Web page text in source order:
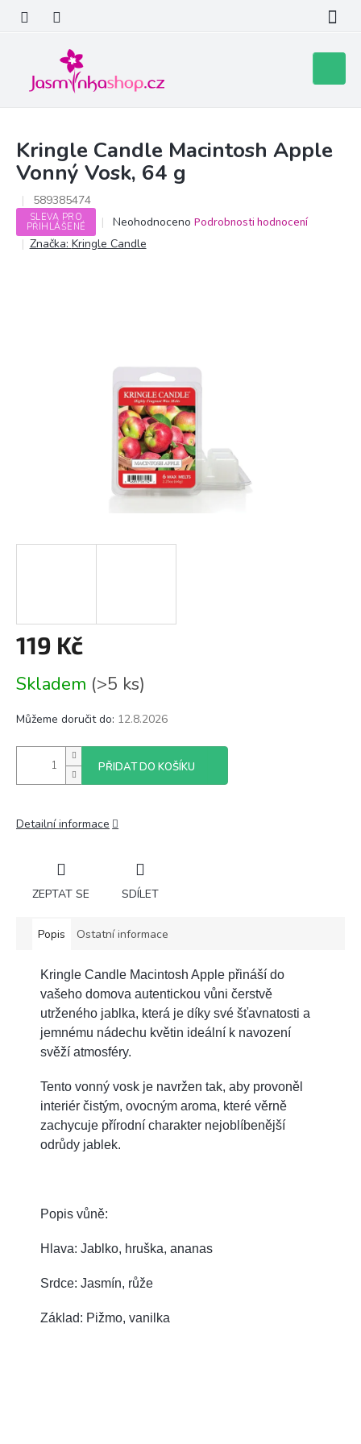
obsah
košík
Kringle Candle Macintosh Apple
Vonný Vosk, 64 g
589385474
SLEVA PRO
PŘIHLÁŠENÉ
Průměrné
hodnocení
produktu
Neohodnoceno Podrobnosti hodnocení
Značka: Kringle Candle
119 Kč
cena:
Skladem (>5 ks)
Můžeme doručit do: 12.8.2026
PŘIDAT DO KOŠÍKU
Detailní informace
ZEPTAT SE SDÍLET
Popis Ostatní informace
Kringle Candle Macintosh Apple přináší do
vašeho domova autentickou vůni čerstvě
utrženého jablka, která je díky své šťavnatosti a
jemnému nádechu květin ideální k navození
svěží atmosféry.
Tento vonný vosk je navržen tak, aby provoněl
interiér čistým, ovocným aroma, které věrně
zachycuje přírodní charakter nejoblíbenější
odrůdy jablek.
Popis vůně:
Hlava: Jablko, hruška, ananas
Srdce: Jasmín, růže
Základ: Pižmo, vanilka